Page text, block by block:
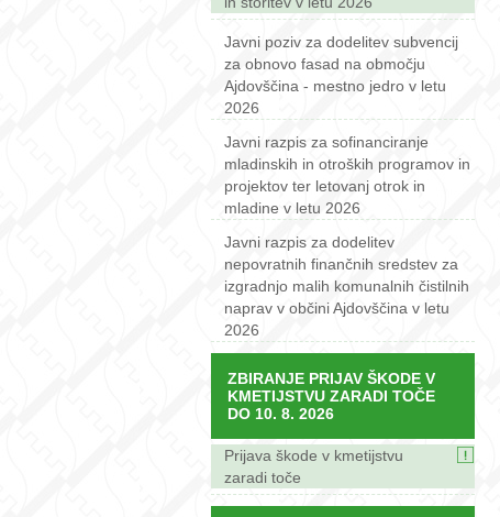
Javni poziv za dodelitev subvencij
za obnovo fasad na območju
Ajdovščina - mestno jedro v letu
2026
Javni razpis za sofinanciranje
mladinskih in otroških programov in
projektov ter letovanj otrok in
mladine v letu 2026
Javni razpis za dodelitev
nepovratnih finančnih sredstev za
izgradnjo malih komunalnih čistilnih
naprav v občini Ajdovščina v letu
2026
ZBIRANJE PRIJAV ŠKODE V
KMETIJSTVU ZARADI TOČE
DO 10. 8. 2026
Prijava škode v kmetijstvu
zaradi toče